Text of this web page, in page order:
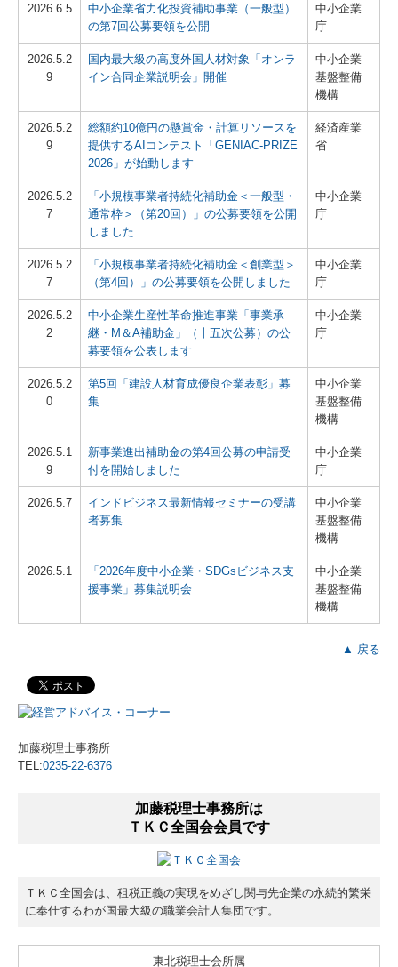
加藤税理士事務所
TEL:0235-22-6376
加藤税理士事務所は
ＴＫＣ全国会会員です
ＴＫＣ全国会は、租税正義の実現をめざし関与先企業の永続的繁栄
に奉仕するわが国最大級の職業会計人集団です。
東北税理士会所属
2026.6.5
中小企業省力化投資補助事業（一般型）
の第7回公募要領を公開
中小企業
庁
2026.5.2
9
国内最大級の高度外国人材対象「オンラ
イン合同企業説明会」開催
中小企業
基盤整備
機構
2026.5.2
9
総額約10億円の懸賞金・計算リソースを
提供するAIコンテスト「GENIAC-PRIZE
2026」が始動します
経済産業
省
2026.5.2
7
「小規模事業者持続化補助金＜一般型・
通常枠＞（第20回）」の公募要領を公開
しました
中小企業
庁
2026.5.2
7
「小規模事業者持続化補助金＜創業型＞
（第4回）」の公募要領を公開しました
中小企業
庁
2026.5.2
2
中小企業生産性革命推進事業「事業承
継・M＆A補助金」（十五次公募）の公
募要領を公表します
中小企業
庁
2026.5.2
0
第5回「建設人材育成優良企業表彰」募
集
中小企業
基盤整備
機構
2026.5.1
9
新事業進出補助金の第4回公募の申請受
付を開始しました
中小企業
庁
2026.5.7
インドビジネス最新情報セミナーの受講
者募集
中小企業
基盤整備
機構
2026.5.1
「2026年度中小企業・SDGsビジネス支
援事業」募集説明会
中小企業
基盤整備
機構
▲ 戻る